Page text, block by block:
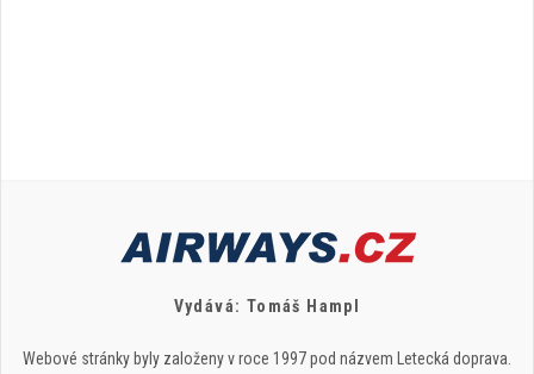
Vydává: Tomáš Hampl
Webové stránky byly založeny v roce 1997 pod názvem Letecká doprava.